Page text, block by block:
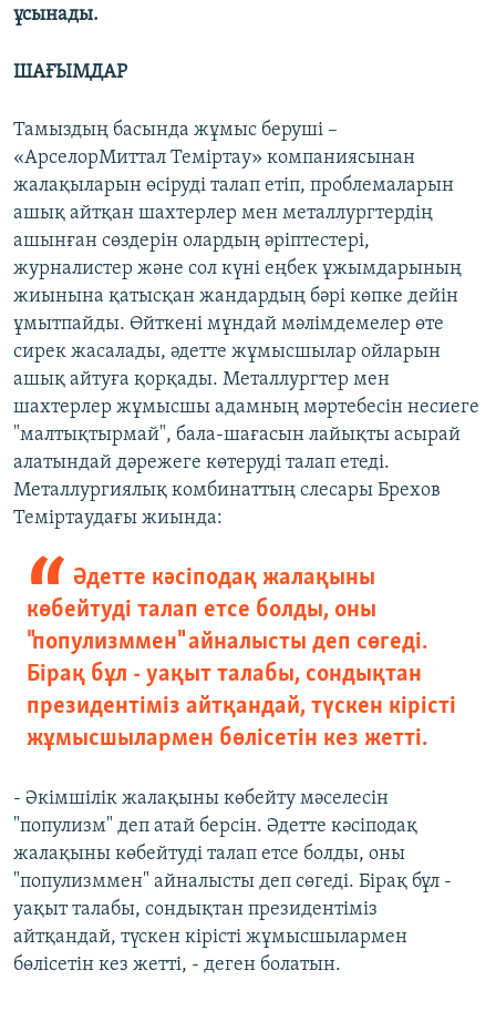
ұсынады.
ШАҒЫМДАР
Тамыздың басында жұмыс беруші –
«АрселорМиттал Теміртау» компаниясынан
жалақыларын өсіруді талап етіп, проблемаларын
ашық айтқан шахтерлер мен металлургтердің
ашынған сөздерін олардың әріптестері,
журналистер және сол күні еңбек ұжымдарының
жиынына қатысқан жандардың бәрі көпке дейін
ұмытпайды. Өйткені мұндай мәлімдемелер өте
сирек жасалады, әдетте жұмысшылар ойларын
ашық айтуға қорқады. Металлургтер мен
шахтерлер жұмысшы адамның мәртебесін несиеге
"малтықтырмай", бала-шағасын лайықты асырай
алатындай дәрежеге көтеруді талап етеді.
Металлургиялық комбинаттың слесары Брехов
Теміртаудағы жиында:
Әдетте кәсіподақ жалақыны
көбейтуді талап етсе болды, оны
"популизммен" айналысты деп сөгеді.
Бірақ бұл - уақыт талабы, сондықтан
президентіміз айтқандай, түскен кірісті
жұмысшылармен бөлісетін кез жетті.
- Әкімшілік жалақыны көбейту мәселесін
"популизм" деп атай берсін. Әдетте кәсіподақ
жалақыны көбейтуді талап етсе болды, оны
"популизммен" айналысты деп сөгеді. Бірақ бұл -
уақыт талабы, сондықтан президентіміз
айтқандай, түскен кірісті жұмысшылармен
бөлісетін кез жетті, - деген болатын.